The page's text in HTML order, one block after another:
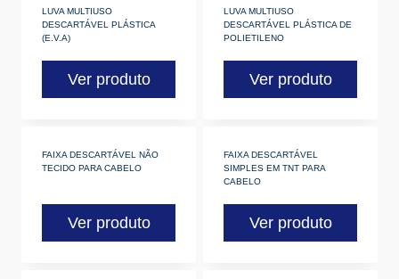
LUVA MULTIUSO
DESCARTÁVEL PLÁSTICA
(E.V.A)
Ver produto
LUVA MULTIUSO
DESCARTÁVEL PLÁSTICA DE
POLIETILENO
Ver produto
FAIXA DESCARTÁVEL NÃO
TECIDO PARA CABELO
Ver produto
FAIXA DESCARTÁVEL
SIMPLES EM TNT PARA
CABELO
Ver produto